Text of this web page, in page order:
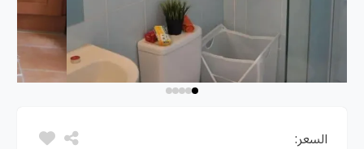
السعر: